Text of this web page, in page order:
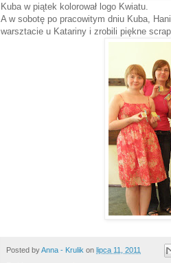
Kuba w piątek kolorował logo Kwiatu.
A w sobotę po pracowitym dniu Kuba,
warsztacie u Katariny i zrobili piękne
Posted byAnna - Krulik on lipca 11, 2011